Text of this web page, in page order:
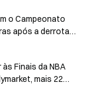
o Campeonato
após a derrota
Finais da NBA
mais 22%